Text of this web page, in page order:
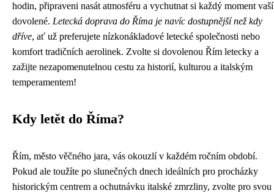
hodin, připraveni nasát atmosféru a vychutnat si každý moment vaší
dovolené. Letecká doprava do Říma je navíc dostupnější než kdy
dříve, ať už preferujete nízkonákladové letecké společnosti nebo
komfort tradičních aerolinek. Zvolte si dovolenou Řím letecky a
zažijte nezapomenutelnou cestu za historií, kulturou a italským
temperamentem!
Kdy letět do Říma?
Řím, město věčného jara, vás okouzlí v každém ročním období.
Pokud ale toužíte po slunečných dnech ideálních pro procházky
historickým centrem a ochutnávku italské zmrzliny, zvolte pro svou